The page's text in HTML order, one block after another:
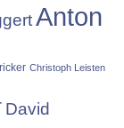
Anton
Christoph Leisten
David